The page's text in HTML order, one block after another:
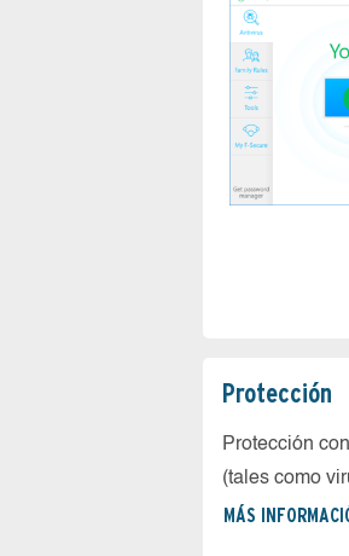
Protección
Protección
(tales como
MÁS